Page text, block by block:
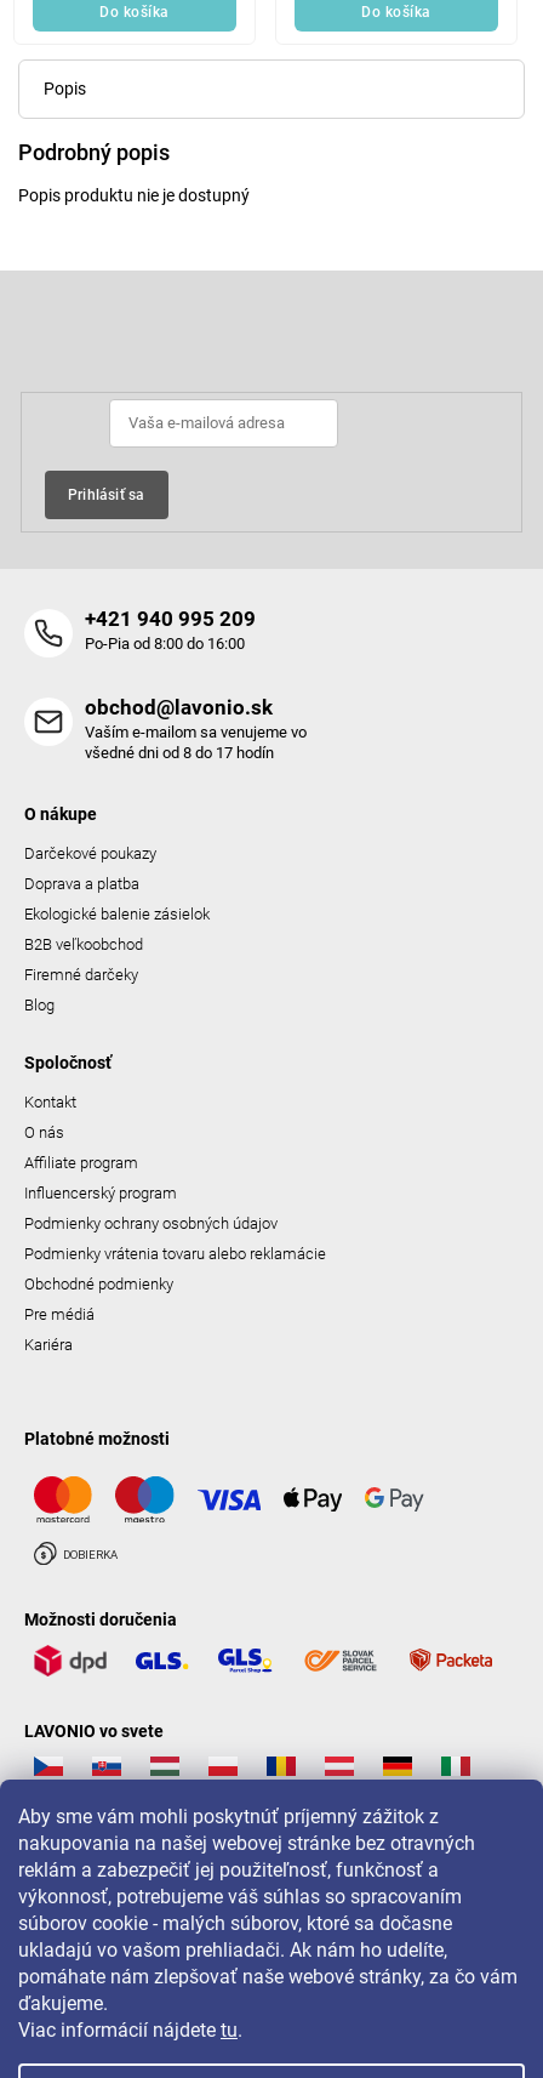
Aby sme vám mohli poskytnúť príjemný zážitok z
nakupovania na našej webovej stránke bez otravných
reklám a zabezpečiť jej použiteľnosť, funkčnosť a
výkonnosť, potrebujeme váš súhlas so spracovaním
súborov cookie - malých súborov, ktoré sa dočasne
ukladajú vo vašom prehliadači. Ak nám ho udelíte,
pomáhate nám zlepšovať naše webové stránky, za čo vám
ďakujeme.
Viac informácií nájdete tu.
Do košíka Do košíka
Popis
Podrobný popis
Popis produktu nie je dostupný
Prihlásiť sa
+421 940 995 209
Po-Pia od 8:00 do 16:00
obchod@lavonio.sk
Vaším e-mailom sa venujeme vo
všedné dni od 8 do 17 hodín
O nákupe
Darčekové poukazy
Doprava a platba
Ekologické balenie zásielok
B2B veľkoobchod
Firemné darčeky
Blog
Spoločnosť
Kontakt
O nás
Affiliate program
Influencerský program
Podmienky ochrany osobných údajov
Podmienky vrátenia tovaru alebo reklamácie
Obchodné podmienky
Pre médiá
Kariéra
Platobné možnosti
Možnosti doručenia
LAVONIO vo svete
Pre akcie, súťaže a zľavy nás sledujte na: